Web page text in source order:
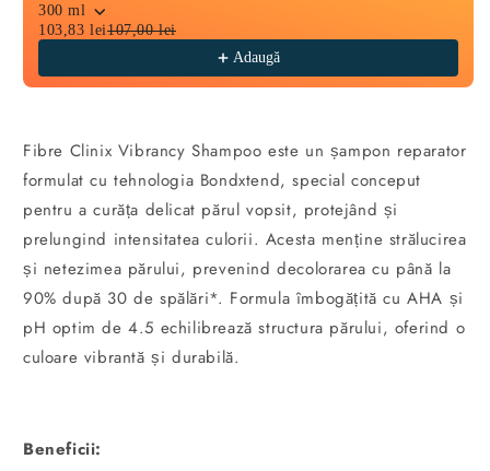
300 ml
103,83 lei107,00 lei
Adaugă
Fibre Clinix Vibrancy Shampoo este un șampon reparator
formulat cu tehnologia Bondxtend, special conceput
pentru a curăța delicat părul vopsit, protejând și
prelungind intensitatea culorii. Acesta menține strălucirea
și netezimea părului, prevenind decolorarea cu până la
90% după 30 de spălări*. Formula îmbogățită cu AHA și
pH optim de 4.5 echilibrează structura părului, oferind o
culoare vibrantă și durabilă.
Beneficii: